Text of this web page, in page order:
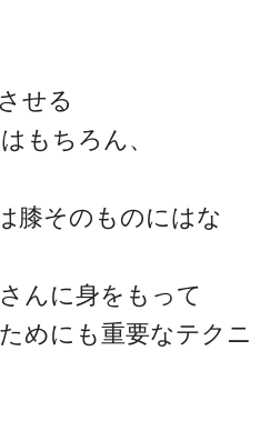
せる
もちろん、
膝そのものにはな
んに身をもって
めにも重要なテクニ